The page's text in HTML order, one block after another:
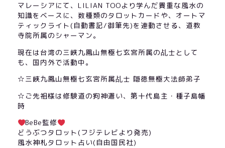
マレーシアにて、LILIAN TOOより学んだ貴重な風水の
知識をベースに、数種類のタロットカードや、オートマ
ティックライト(自動書記/御筆先)を連動させる、道教
寺院所属のシャーマン。
現在は台湾の三峽九鳳山無極七玄宮所属の乩士として
も、国内外で活動中。
☆三峽九鳳山無極七玄宮所属乩士 隠徳無極大法師弟子
☆ご先祖様は修験道の狗神遣い、第十代島主・種子島幡
時
BeBe監修
どうぶつタロット(フジテレビより発売)
風水神札タロット占い(自由国民社)